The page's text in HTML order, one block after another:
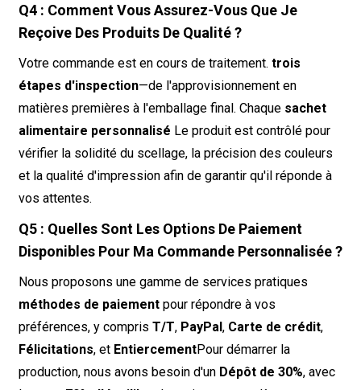
Q4 : Comment Vous Assurez-Vous Que Je
Reçoive Des Produits De Qualité ?
Votre commande est en cours de traitement. trois
étapes d'inspection—de l'approvisionnement en
matières premières à l'emballage final. Chaque sachet
alimentaire personnalisé Le produit est contrôlé pour
vérifier la solidité du scellage, la précision des couleurs
et la qualité d'impression afin de garantir qu'il réponde à
vos attentes.
Q5 : Quelles Sont Les Options De Paiement
Disponibles Pour Ma Commande Personnalisée ?
Nous proposons une gamme de services pratiques
méthodes de paiementpour répondre à vos
préférences, y compris T/T, PayPal, Carte de crédit,
Félicitations, et EntiercementPour démarrer la
production, nous avons besoin d'un Dépôt de 30%, avec